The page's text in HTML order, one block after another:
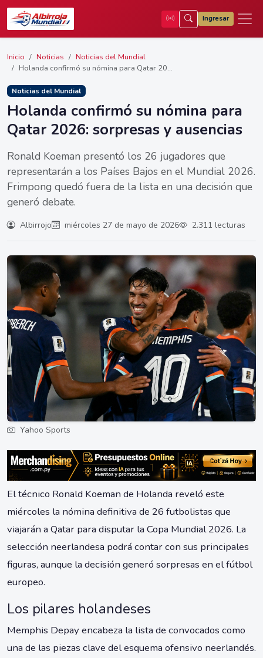
Ingresar
Inicio Noticias
Noticias del Mundial
Holanda confirmó su nómina para Qatar 20...
Noticias del Mundial
Holanda confirmó su nómina para
Qatar 2026: sorpresas y ausencias
Ronald Koeman presentó los 26 jugadores que
representarán a los Países Bajos en el Mundial 2026.
Frimpong quedó fuera de la lista en una decisión que
generó debate.
Albirrojo miércoles 27 de mayo de 2026 2.311 lecturas
Yahoo Sports
El técnico Ronald Koeman de Holanda reveló este
miércoles la nómina definitiva de 26 futbolistas que
viajarán a Qatar para disputar la Copa Mundial 2026. La
selección neerlandesa podrá contar con sus principales
figuras, aunque la decisión generó sorpresas en el fútbol
europeo.
Los pilares holandeses
Memphis Depay encabeza la lista de convocados como
una de las piezas clave del esquema ofensivo neerlandés.